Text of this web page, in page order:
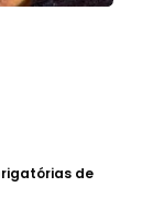
de